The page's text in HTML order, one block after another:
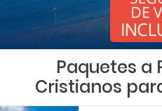
Paquetes a
Cristianos